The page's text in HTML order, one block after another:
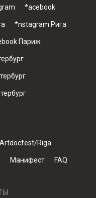
*acebook
*nstagram Рига
Париж
Artdocfest/Riga
Манифест FAQ